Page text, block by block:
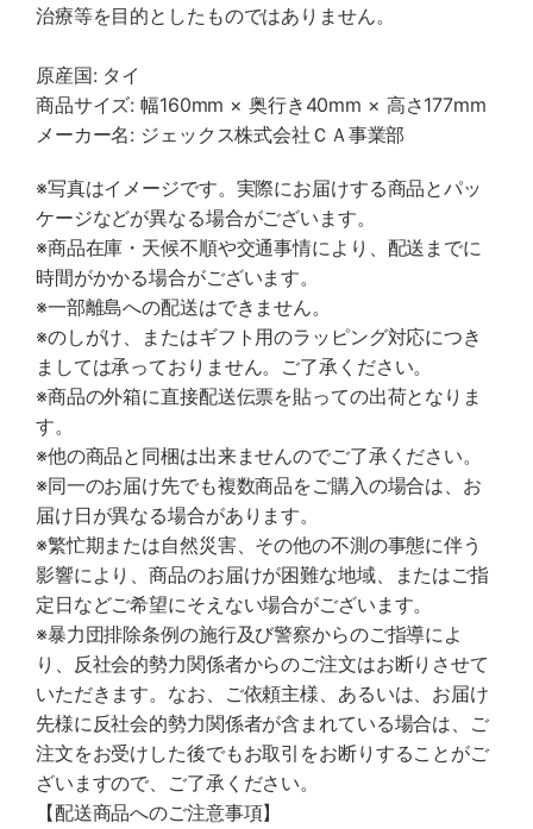
治療等を目的としたものではありません。
原産国: タイ
商品サイズ: 幅160mm × 奥行き40mm × 高さ177mm
メーカー名: ジェックス株式会社ＣＡ事業部
※写真はイメージです。実際にお届けする商品とパッ
ケージなどが異なる場合がございます。
※商品在庫・天候不順や交通事情により、配送までに
時間がかかる場合がございます。
※一部離島への配送はできません。
※のしがけ、またはギフト用のラッピング対応につき
ましては承っておりません。ご了承ください。
※商品の外箱に直接配送伝票を貼っての出荷となりま
す。
※他の商品と同梱は出来ませんのでご了承ください。
※同一のお届け先でも複数商品をご購入の場合は、お
届け日が異なる場合があります。
※繁忙期または自然災害、その他の不測の事態に伴う
影響により、商品のお届けが困難な地域、またはご指
定日などご希望にそえない場合がございます。
※暴力団排除条例の施行及び警察からのご指導によ
り、反社会的勢力関係者からのご注文はお断りさせて
いただきます。なお、ご依頼主様、あるいは、お届け
先様に反社会的勢力関係者が含まれている場合は、ご
注文をお受けした後でもお取引をお断りすることがご
ざいますので、ご了承ください。
【配送商品へのご注意事項】